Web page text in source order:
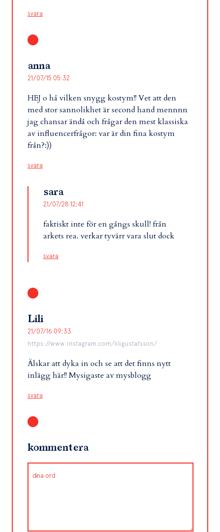
svara
anna
21/07/15 05:32
HEJ o hå vilken snygg kostym!! Vet att den
med stor sannolikhet är second hand mennnn
jag chansar ändå och frågar den mest klassiska
av influencerfrågor: var är din fina kostym
från?:))
svara
sara
21/07/28 12:41
faktiskt inte för en gångs skull! från
arkets rea. verkar tyvärr vara slut dock
svara
Lili
21/07/16 09:33
https://www.instagram.com/liligustafsson/
Älskar att dyka in och se att det finns nytt
inlägg här!! Mysigaste av mysblogg
svara
kommentera